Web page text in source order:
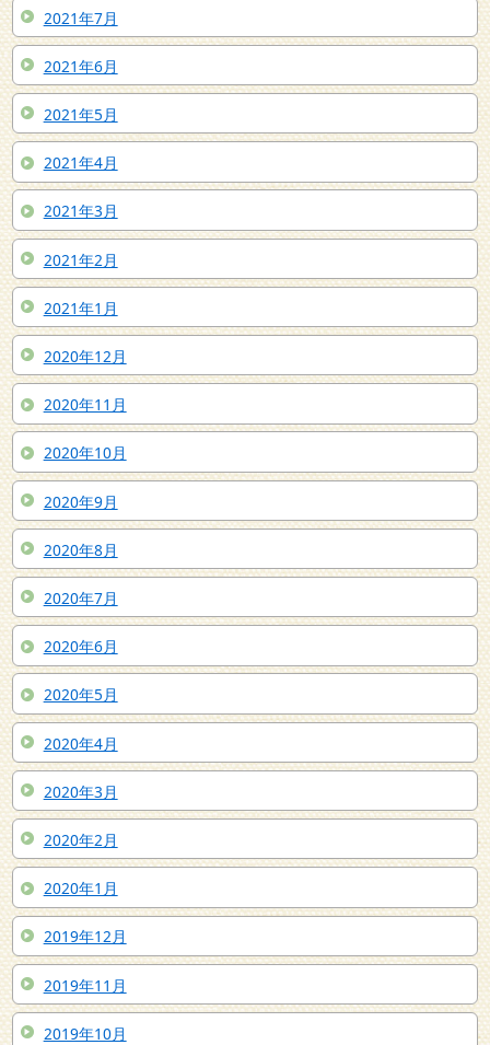
2021年7月
2021年6月
2021年5月
2021年4月
2021年3月
2021年2月
2021年1月
2020年12月
2020年11月
2020年10月
2020年9月
2020年8月
2020年7月
2020年6月
2020年5月
2020年4月
2020年3月
2020年2月
2020年1月
2019年12月
2019年11月
2019年10月